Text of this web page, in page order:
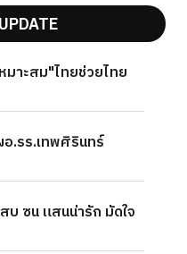
มาะสม"ไทยช่วยไทย
ซน แสนน่ารัก มัดใจ